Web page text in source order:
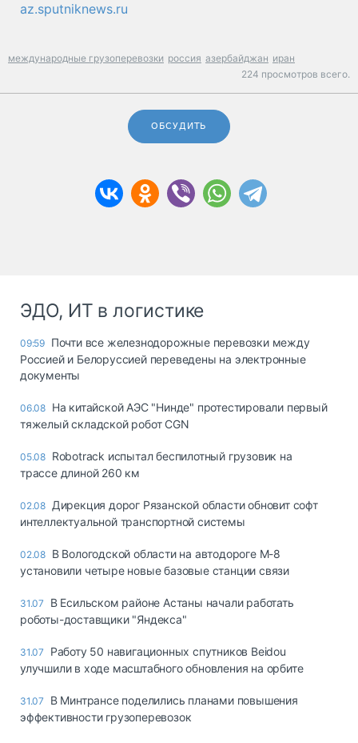
az.sputniknews.ru
международные грузоперевозки россия азербайджан иран
224 просмотров всего.
ОБСУДИТЬ
ЭДО, ИТ в логистике
09:59 Почти все железнодорожные перевозки между
Россией и Белоруссией переведены на электронные
документы
06.08 На китайской АЭС "Нинде" протестировали первый
тяжелый складской робот CGN
05.08 Robotrack испытал беспилотный грузовик на
трассе длиной 260 км
02.08 Дирекция дорог Рязанской области обновит софт
интеллектуальной транспортной системы
02.08 В Вологодской области на автодороге М-8
установили четыре новые базовые станции связи
31.07
В Есильском районе Астаны начали работать
роботы-доставщики "Яндекса"
31.07
Работу 50 навигационных спутников Beidou
улучшили в ходе масштабного обновления на орбите
31.07
В Минтрансе поделились планами повышения
эффективности грузоперевозок